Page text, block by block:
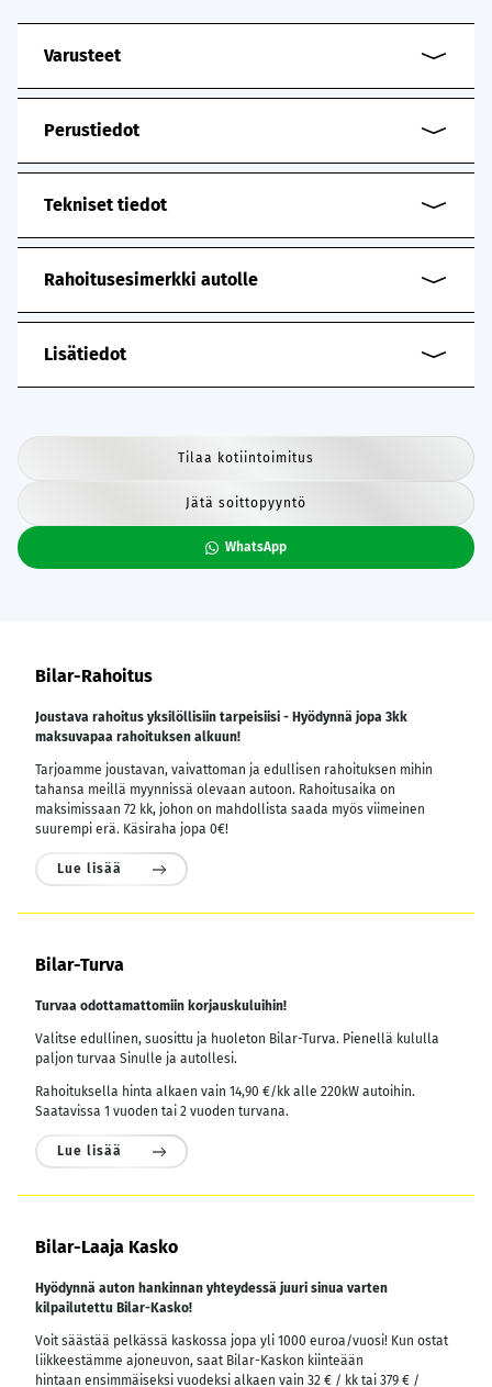
Varusteet
Perustiedot
Tekniset tiedot
Rahoitusesimerkki autolle
Lisätiedot
Tilaa kotiintoimitus
Jätä soittopyyntö
WhatsApp
Bilar-Rahoitus
Joustava rahoitus yksilöllisiin tarpeisiisi - Hyödynnä jopa 3kk
maksuvapaa rahoituksen alkuun!
Tarjoamme joustavan, vaivattoman ja edullisen rahoituksen mihin
tahansa meillä myynnissä olevaan autoon. Rahoitusaika on
maksimissaan 72 kk, johon on mahdollista saada myös viimeinen
suurempi erä. Käsiraha jopa 0€!
Lue lisää
Bilar-Turva
Turvaa odottamattomiin korjauskuluihin!
Valitse edullinen, suosittu ja huoleton Bilar-Turva. Pienellä kululla
paljon turvaa Sinulle ja autollesi.
Rahoituksella hinta alkaen vain 14,90 €/kk alle 220kW autoihin.
Saatavissa 1 vuoden tai 2 vuoden turvana.
Lue lisää
Bilar-Laaja Kasko
Hyödynnä auton hankinnan yhteydessä juuri sinua varten
kilpailutettu Bilar-Kasko!
Voit säästää pelkässä kaskossa jopa yli 1000 euroa/vuosi! Kun ostat
liikkeestämme ajoneuvon, saat Bilar-Kaskon kiinteään
hintaan ensimmäiseksi vuodeksi alkaen vain 32 € / kk tai 379 € /